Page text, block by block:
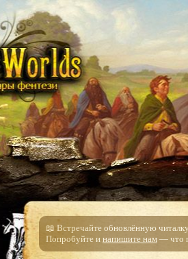
📖 Встречайте обновлённую
Попробуйте и напишите нам — что